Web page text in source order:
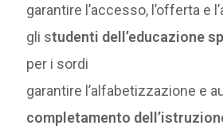
garantire l’accesso, l’offerta e
gli studenti dell’educazione
per i sordi
garantire l’alfabetizzazione e
completamento